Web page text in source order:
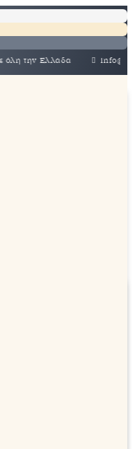
Ελλάδα